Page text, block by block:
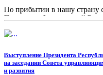
По прибытии в нашу страну
Президент Французской
Мирзиёева совершил
https://president.uz/ru/lists/
Выступление Президента
на заседании Совета
и развития